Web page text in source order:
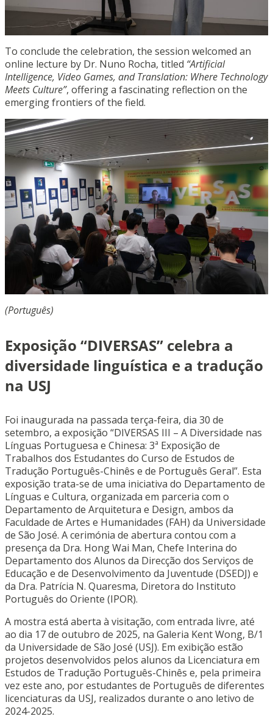
To conclude the celebration, the session welcomed an
online lecture by Dr. Nuno Rocha, titled “Artificial
Intelligence, Video Games, and Translation: Where Technology
Meets Culture”, offering a fascinating reflection on the
emerging frontiers of the field.
(Português)
Exposição “DIVERSAS” celebra a
diversidade linguística e a tradução
na USJ
Foi inaugurada na passada terça-feira, dia 30 de
setembro, a exposição “DIVERSAS III – A Diversidade nas
Línguas Portuguesa e Chinesa: 3ª Exposição de
Trabalhos dos Estudantes do Curso de Estudos de
Tradução Português-Chinês e de Português Geral”. Esta
exposição trata-se de uma iniciativa do Departamento de
Línguas e Cultura, organizada em parceria com o
Departamento de Arquitetura e Design, ambos da
Faculdade de Artes e Humanidades (FAH) da Universidade
de São José. A cerimónia de abertura contou com a
presença da Dra. Hong Wai Man, Chefe Interina do
Departamento dos Alunos da Direcção dos Serviços de
Educação e de Desenvolvimento da Juventude (DSEDJ) e
da Dra. Patrícia N. Quaresma, Diretora do Instituto
Português do Oriente (IPOR).
A mostra está aberta à visitação, com entrada livre, até
ao dia 17 de outubro de 2025, na Galeria Kent Wong, B/1
da Universidade de São José (USJ). Em exibição estão
projetos desenvolvidos pelos alunos da Licenciatura em
Estudos de Tradução Português-Chinês e, pela primeira
vez este ano, por estudantes de Português de diferentes
licenciaturas da USJ, realizados durante o ano letivo de
2024-2025.